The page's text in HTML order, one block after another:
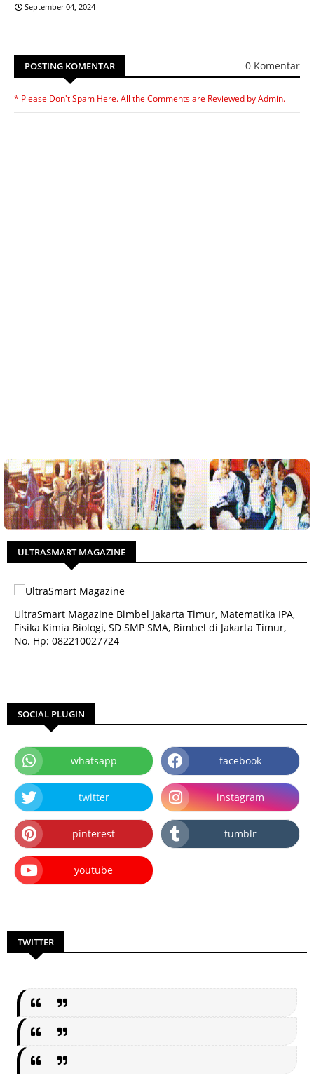
September 04, 2024
POSTING KOMENTAR 0 Komentar
* Please Don't Spam Here. All the Comments are Reviewed by Admin.
ULTRASMART MAGAZINE
UltraSmart Magazine Bimbel Jakarta Timur, Matematika IPA,
Fisika Kimia Biologi, SD SMP SMA, Bimbel di Jakarta Timur,
No. Hp: 082210027724
SOCIAL PLUGIN
whatsapp facebook
twitter instagram
pinterest tumblr
youtube
TWITTER